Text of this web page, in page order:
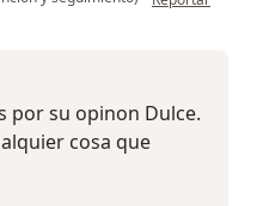
por su opinon Dulce.
cosa que